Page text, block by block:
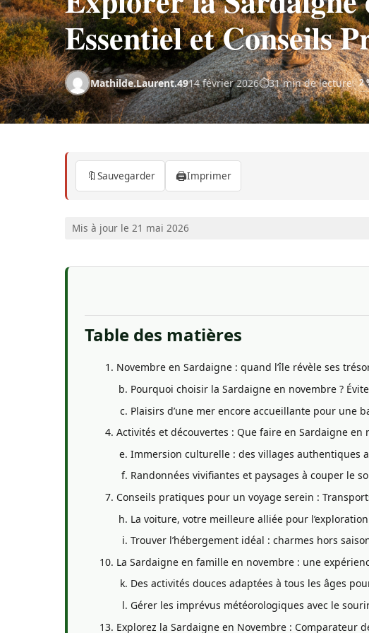
Essentiel et Conseils
Mathilde.Laurent.4914 février 2026 31 min de lecture 2
🔖 Sauvegarder 🖨️Imprimer
Mis à jour le 21 mai 2026
Table des matières
Novembre en Sardaigne : quand l’île révèle ses
Pourquoi choisir la Sardaigne en novembre ?
Plaisirs d’une mer encore accueillante pour une
Activités et découvertes : Que faire en Sardaigne
Immersion culturelle : des villages authentiques
Randonnées vivifiantes et paysages à couper le
Conseils pratiques pour un voyage serein :
La voiture, votre meilleure alliée pour
Trouver l’hébergement idéal : charmes hors
La Sardaigne en famille en novembre : une
Des activités douces adaptées à tous les âges
Gérer les imprévus météorologiques avec le
Explorez la Sardaigne en Novembre : Comparateur